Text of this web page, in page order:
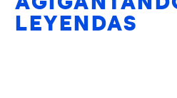
LEYENDAS